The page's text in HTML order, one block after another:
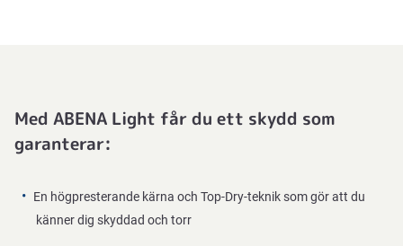
Med ABENA Light får du ett skydd som
garanterar:
En högpresterande kärna och Top-Dry-teknik som gör att du
känner dig skyddad och torr